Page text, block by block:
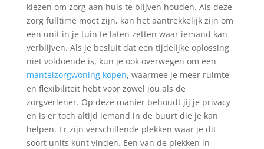
kiezen om zorg aan huis te blijven houden. Als deze
zorg fulltime moet zijn, kan het aantrekkelijk zijn om
een unit in je tuin te laten zetten waar iemand kan
verblijven. Als je besluit dat een tijdelijke oplossing
niet voldoende is, kun je ook overwegen om een
mantelzorgwoning kopen, waarmee je meer ruimte
en flexibiliteit hebt voor zowel jou als de
zorgverlener. Op deze manier behoudt jij je privacy
en is er toch altijd iemand in de buurt die je kan
helpen. Er zijn verschillende plekken waar je dit
soort units kunt vinden. Een van de plekken in